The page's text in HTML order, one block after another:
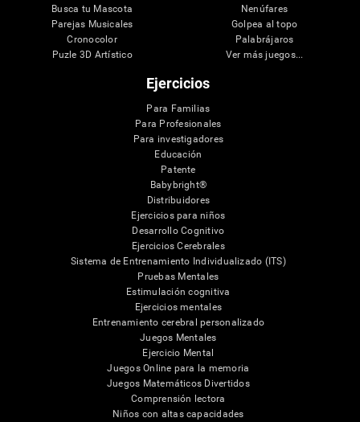
Busca tu Mascota
Parejas Musicales
Cronocolor
Puzle 3D Artístico
Nenúfares
Golpea al topo
Palabrájaros
Ver más juegos...
Ejercicios
Para Familias
Para Profesionales
Para investigadores
Educación
Patente
Babybright®
Distribuidores
Ejercicios para niños
Desarrollo Cognitivo
Ejercicios Cerebrales
Sistema de Entrenamiento Individualizado (ITS)
Pruebas Mentales
Estimulación cognitiva
Ejercicios mentales
Entrenamiento cerebral personalizado
Juegos Mentales
Ejercicio Mental
Juegos Online para la memoria
Juegos Matemáticos Divertidos
Comprensión lectora
Niños con altas capacidades